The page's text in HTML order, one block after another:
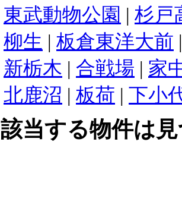
東武動物公園 | 杉戸
柳生 | 板倉東洋大前
新栃木 | 合戦場 | 家
北鹿沼 | 板荷 | 下小
該当する物件は